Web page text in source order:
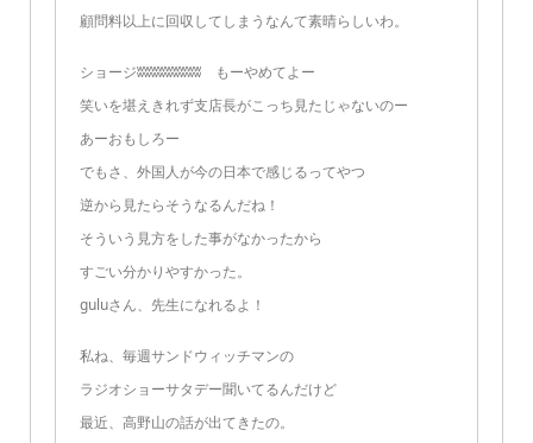
顧問料以上に回収してしまうなんて素晴らしいわ。
ショージʬʬʬʬʬʬʬʬʬ もーやめてよー
笑いを堪えきれず支店長がこっち見たじゃないのー
あーおもしろー
でもさ、外国人が今の日本で感じるってやつ
逆から見たらそうなるんだね！
そういう見方をした事がなかったから
すごい分かりやすかった。
guluさん、先生になれるよ！
私ね、毎週サンドウィッチマンの
ラジオショーサタデー聞いてるんだけど
最近、高野山の話が出てきたの。